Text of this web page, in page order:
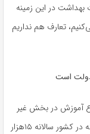
بهداشت در این زمینه
تعارف هم نداریم
است
آموزش در بخش غیر
دولتی به‌عنوان صنف نگاه نمی‌کنیم، می‌گوییم امروز که در کشور سالانه ۱۵هزار